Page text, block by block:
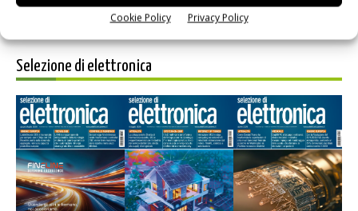
Cookie Policy Privacy Policy
Selezione di elettronica